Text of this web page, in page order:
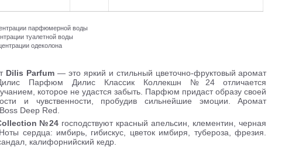
парфюмерной воды
туалетной воды
одеколона
Dilis Parfum — это яркий и стильный цветочно-фруктовый аромат
Парфюм Дилис Классик Коллекшн №24 отличается
которое не удастся забыть. Парфюм придаст образу своей
и чувственности, пробудив сильнейшие эмоции. Аромат
Deep Red.
№24 господствуют красный апельсин, клементин, черная
сердца: имбирь, гибискус, цветок имбиря, тубероза, фрезия.
калифорнийский кедр.